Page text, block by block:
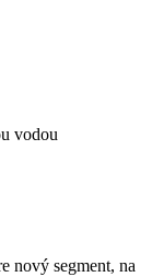
vodou
nový segment, na